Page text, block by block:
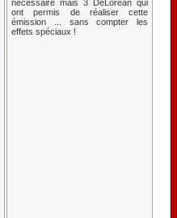
nécessaire mais 3 DeLorean qui
ont permis de réaliser cette
émission ... sans compter les
effets spéciaux !